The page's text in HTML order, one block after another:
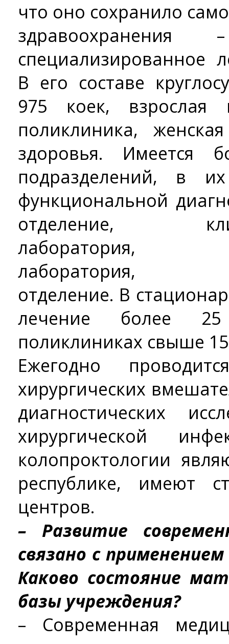
что оно сохранило
здравоохранения
специализированное
В его составе
975 коек, взрослая
поликлиника,
здоровья. Имеется
подразделений, в
функциональной
отделение,
лаборатория,
лаборатория,
отделение. В
лечение более
поликлиниках свыше
Ежегодно
хирургических
диагностических
хирургической
колопроктологии
республике, имеют
центров.
– Развитие
связано с
Каково состояние
базы учреждения?
– Современная